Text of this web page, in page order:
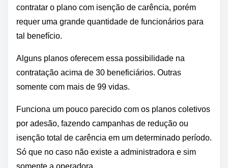
contratar o plano com isenção de carência, porém
requer uma grande quantidade de funcionários para
tal benefício.
Alguns planos oferecem essa possibilidade na
contratação acima de 30 beneficiários. Outras
somente com mais de 99 vidas.
Funciona um pouco parecido com os planos coletivos
por adesão, fazendo campanhas de redução ou
isenção total de carência em um determinado período.
Só que no caso não existe a administradora e sim
somente a operadora.